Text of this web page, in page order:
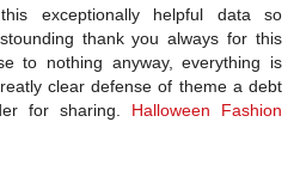
exceptionally helpful data so
thank you always for this
to nothing anyway, everything is
clear defense of theme a debt
for sharing. Halloween Fashion